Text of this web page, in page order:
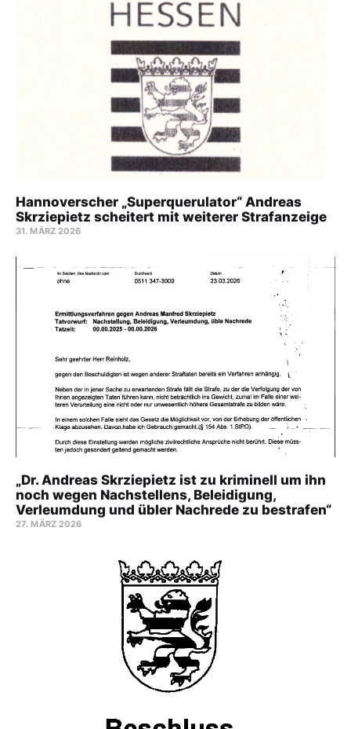
Hannoverscher „Superquerulator“ Andreas
Skrziepietz scheitert mit weiterer Strafanzeige
31. MÄRZ 2026
„Dr. Andreas Skrziepietz ist zu kriminell um ihn
noch wegen Nachstellens, Beleidigung,
Verleumdung und übler Nachrede zu bestrafen“
27. MÄRZ 2026